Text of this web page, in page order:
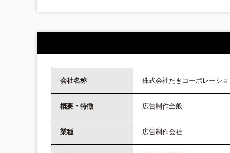
会社名称 株式会社たきコーポレーショ
概要・特徴 広告制作全般
業種 広告制作会社